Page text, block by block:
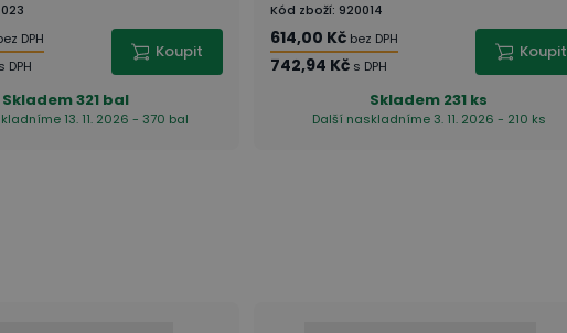
DPH
s DPH
Koupit
Skladem321 bal
13. 11. 2026 - 370 bal
Kód zboží:920014
614,00 Kč bez DPH
742,94 Kč s DPH
Koupit
Skladem 231 ks
Další naskladníme 3. 11. 2026 - 210 ks